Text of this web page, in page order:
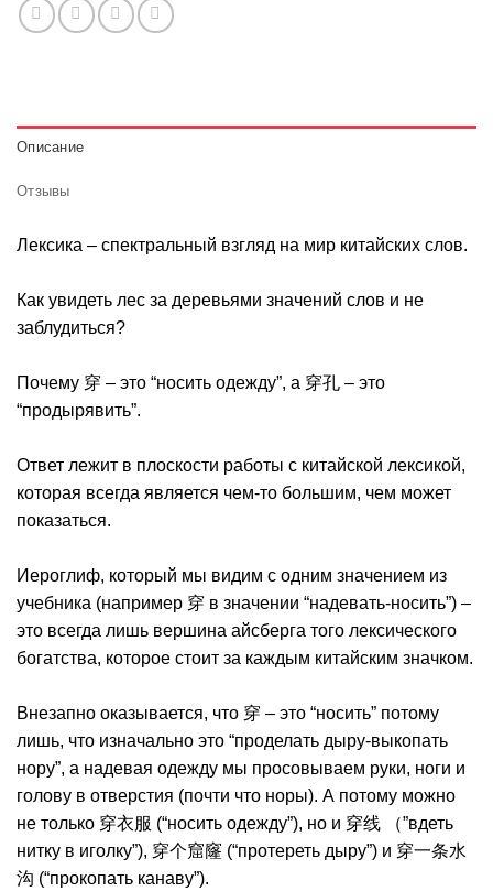
Описание
Отзывы
Лексика – спектральный взгляд на мир китайских слов.
Как увидеть лес за деревьями значений слов и не
заблудиться?
Почему 穿 – это “носить одежду”, а 穿孔 – это
“продырявить”.
Ответ лежит в плоскости работы с китайской лексикой,
которая всегда является чем-то большим, чем может
показаться.
Иероглиф, который мы видим с одним значением из
учебника (например 穿 в значении “надевать-носить”) –
это всегда лишь вершина айсберга того лексического
богатства, которое стоит за каждым китайским значком.
Внезапно оказывается, что 穿 – это “носить” потому
лишь, что изначально это “проделать дыру-выкопать
нору”, а надевая одежду мы просовываем руки, ноги и
голову в отверстия (почти что норы). А потому можно
не только 穿衣服 (“носить одежду”), но и 穿线 （”вдеть
нитку в иголку”), 穿个窟窿 (“протереть дыру”) и 穿一条水
沟 (“прокопать канаву”).